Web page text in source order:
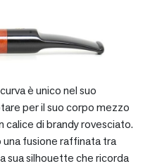
è unico nel suo
per il suo corpo mezzo
calice di brandy rovesciato.
fusione raffinata tra
sua silhouette che ricorda